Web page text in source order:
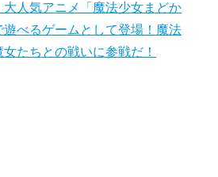
大人気アニメ「魔法少女まどか
べるゲームとして登場！魔法
たちとの戦いに参戦だ！